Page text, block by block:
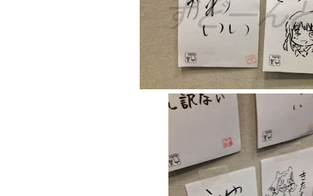
ニワカSakiファンの部屋 - 咲-Saki- / 咲の実写化について（再） (15:15)
低姿勢ニワカの麻雀 / マイナーカップリングSS感想 (07:31)
Hinamado blog - 咲-Saki- / リハビリテーション (04:56)
(01:19)
EL HOLAZO - 咲-Saki- / 吉野から上り方面の帰り道、亀山JCT-四日市
何の変哲もない咲の地名紹介 / 小鍛治さんが通っていた小学校 茨城
咲-Saki-.長野編をにょろんと見てみるブログ - 咲-Saki- / 第143局[応変
まったり咲SS他ブログ - 咲-Saki- / 照と洋榎のANN第9回 (09:00)
咲-Saki-カツゲン備忘録 / 咲-Saki-154局 【奮起】 マジかー！ (13:30)
あかどる日和 - 咲-saki- / 【今回は考察ではなく】原村和-のどっち-の
妥当麻雀界ブログ / コミックマーケット８９に参加します (11:00)
咲-saki-速報 / 一時休止のお知らせ (08:26)
咲っ考 / 何故咲は大将で、照は先鋒なのか？ (15:20)